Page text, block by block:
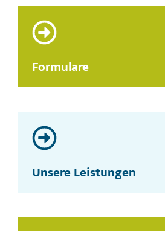
Formulare
Unsere Leistungen